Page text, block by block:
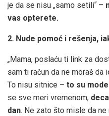
je da se nisu „samo setili“ –
vas opterete.
2. Nude pomoć i rešenja,
„Mama, poslaću ti link za
sam ti račun da ne moraš da
To nisu sitnice – to su
se sve meri vremenom,
dan. Ne zato što misle da